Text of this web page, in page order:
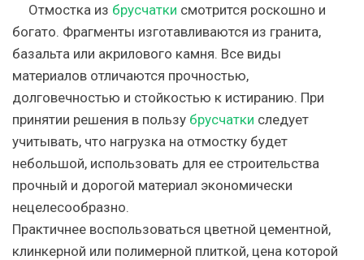
Отмостка из брусчатки смотрится роскошно и
богато. Фрагменты изготавливаются из гранита,
базальта или акрилового камня. Все виды
материалов отличаются прочностью,
долговечностью и стойкостью к истиранию. При
принятии решения в пользу брусчатки следует
учитывать, что нагрузка на отмостку будет
небольшой, использовать для ее строительства
прочный и дорогой материал экономически
нецелесообразно.
Практичнее воспользоваться цветной цементной,
клинкерной или полимерной плиткой, цена которой